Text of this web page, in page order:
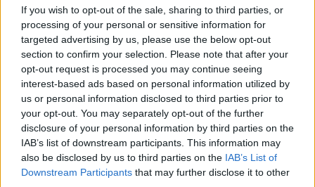
If you wish to opt-out of the sale, sharing to third parties, or
processing of your personal or sensitive information for
targeted advertising by us, please use the below opt-out
section to confirm your selection. Please note that after your
opt-out request is processed you may continue seeing
interest-based ads based on personal information utilized by
us or personal information disclosed to third parties prior to
your opt-out. You may separately opt-out of the further
disclosure of your personal information by third parties on the
IAB’s list of downstream participants. This information may
also be disclosed by us to third parties on the IAB’s List of
Downstream Participants that may further disclose it to other
Αν και αρχικά ηΕυρωπαϊκή Ένωσηείχε
προγραμματίσει την κατάργηση της
απαλλαγής δασμών για δέματα αξίας κάτω
των 150 ευρώ το 2028, η πίεση αρκετών
κρατών-μελών -μεταξύ των οποίων και η
Ελλάδα- οδήγησε στην επίσπευση των
αλλαγών. Η τρέχουσα συμφωνία δεν
αποτελεί την τελική μορφή του νέου
συστήματος, αλλά λειτουργεί ως μεταβατικό
στάδιο.